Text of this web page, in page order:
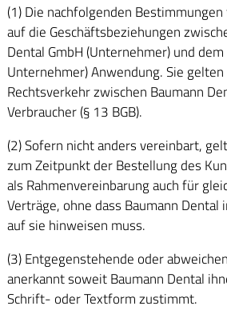
(1) Die nachfolgenden
auf die Geschäftsbeziehungen
Dental GmbH (Unternehmer) und
Unternehmer) Anwendung. Sie
Rechtsverkehr zwischen Baumann
Verbraucher (§ 13 BGB).
(2) Sofern nicht anders vereinbart,
zum Zeitpunkt der Bestellung des
als Rahmenvereinbarung auch für
Verträge, ohne dass Baumann
auf sie hinweisen muss.
(3) Entgegenstehende oder
anerkannt soweit Baumann Dental
Schrift- oder Textform zustimmt.